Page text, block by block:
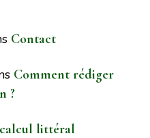
Contact
Comment rédiger
?
littéral